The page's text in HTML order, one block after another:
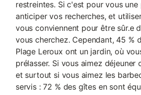
restreintes. Si c'est pour vous
anticiper vos recherches, et
vous conviennent pour être sûr.e
vous cherchez. Cependant, 45 %
Plage Leroux ont un jardin, où
prélasser. Si vous aimez déjeuner
et surtout si vous aimez les
servis : 72 % des gîtes en sont